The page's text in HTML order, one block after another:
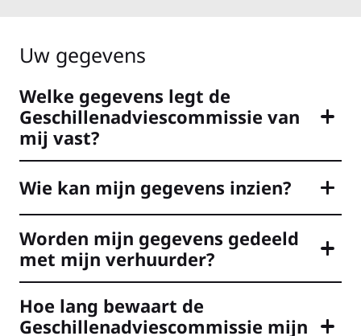
Uw gegevens
Welke gegevens legt de
Geschillenadviescommissie van
mij vast?
Wie kan mijn gegevens inzien?
Worden mijn gegevens gedeeld
met mijn verhuurder?
Hoe lang bewaart de
Geschillenadviescommissie mijn